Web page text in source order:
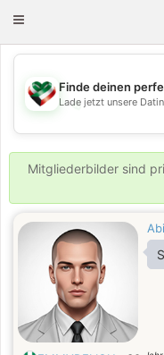
Toggle
💖
Finde deinen
Lade jetzt unsere
Mitgliederbilder sind